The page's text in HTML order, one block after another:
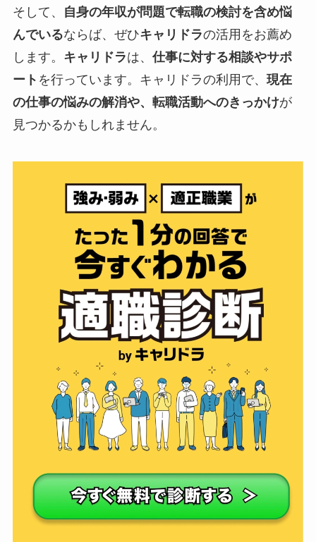
そして、
自身の年収が問題で転職の検討を含め悩
んでいるならば、ぜひキャリドラの活用をお薦め
します。 キャリドラは、 仕事に対する相談やサポ
ート を行っています。キャリドラの利用で、 現在
の仕事の悩みの解消や、転職活動へのきっかけが
見つかるかもしれません。